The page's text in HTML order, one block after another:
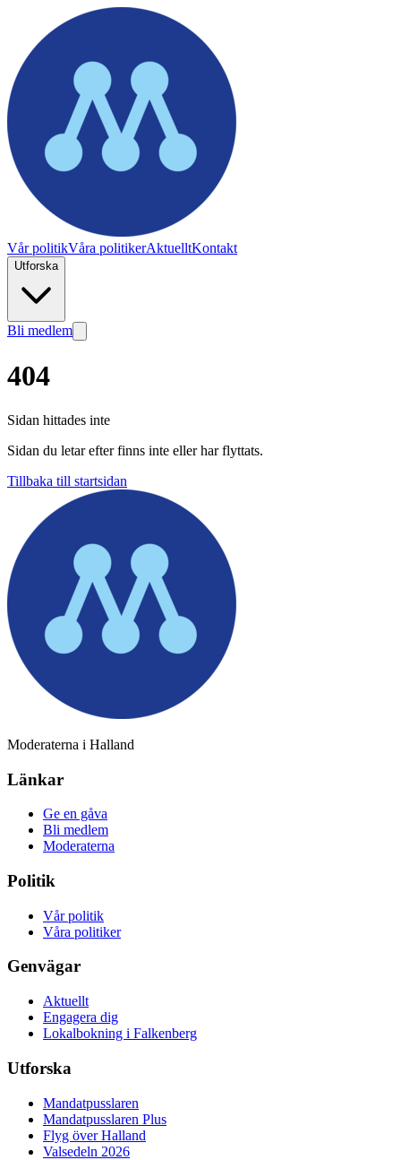
Vår politikVåra politikerAktuelltKontakt
Utforska
Bli medlem
404
Sidan hittades inte
Sidan du letar efter finns inte eller har flyttats.
Tillbaka till startsidan
Moderaterna i Halland
Länkar
Ge en gåva
Bli medlem
Moderaterna
Politik
Vår politik
Våra politiker
Genvägar
Aktuellt
Engagera dig
Lokalbokning i Falkenberg
Utforska
Mandatpusslaren
Mandatpusslaren Plus
Flyg över Halland
Valsedeln 2026